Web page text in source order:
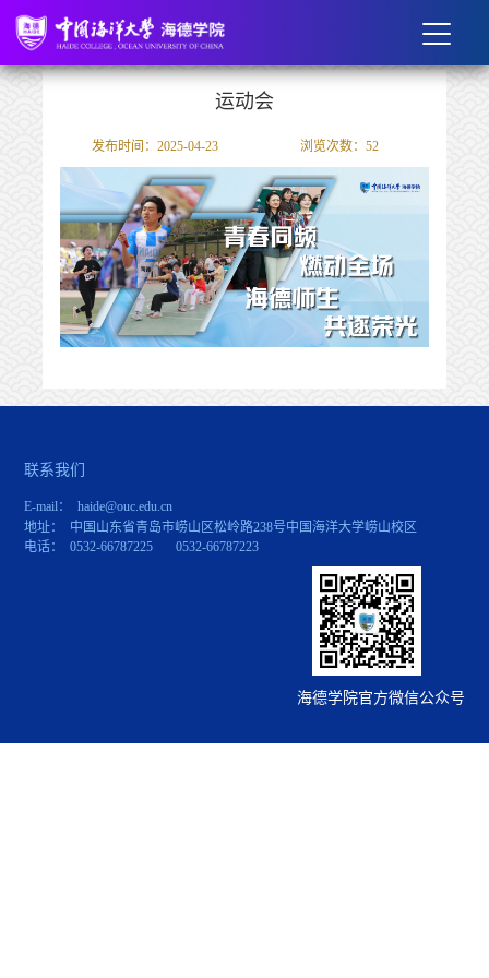
运动会
发布时间：2025-04-23 浏览次数： 52
联系我们
E-mail： haide@ouc.edu.cn
地址： 中国山东省青岛市崂山区松岭路238号中国海洋大学崂山校区
电话： 0532-66787225 0532-66787223
海德学院官方微信公众号